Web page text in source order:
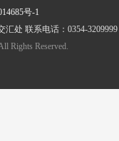
号-1
处 联系电话：0354-3209999
Rights Reserved.